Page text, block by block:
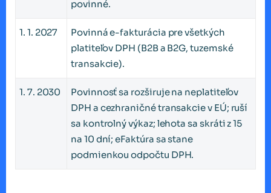
povinné.
1. 1. 2027
Povinná e-fakturácia pre všetkých
platiteľov DPH (B2B a B2G, tuzemské
transakcie).
1. 7. 2030
Povinnosť sa rozširuje na neplatiteľov
DPH a cezhraničné transakcie v EÚ; ruší
sa kontrolný výkaz; lehota sa skráti z 15
na 10 dní; eFaktúra sa stane
podmienkou odpočtu DPH.